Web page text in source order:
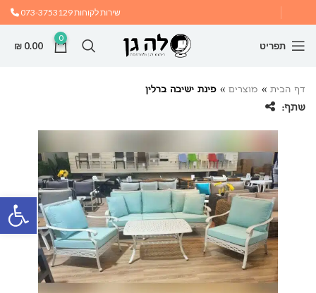
שירות לקוחות073-3753129
תפריט
0
₪ 0.00
דף הבית » מוצרים » פינת ישיבה ברלין
שתף: